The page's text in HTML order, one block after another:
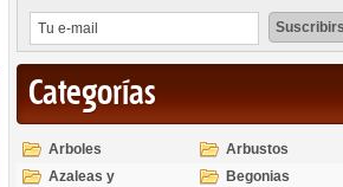
Categorías
Arboles
Arbustos
Azaleas y
Begonias